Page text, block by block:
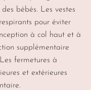
bébés. Les vestes
pour éviter
à col haut et à
supplémentaire
fermetures à
et extérieures